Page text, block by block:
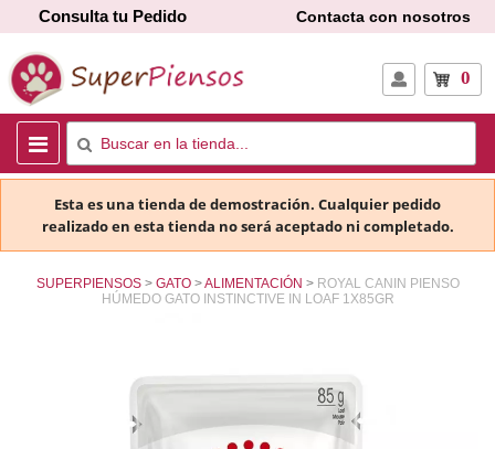
Consulta tu Pedido Contacta con nosotros
0
Esta es una tienda de demostración. Cualquier pedido
realizado en esta tienda no será aceptado ni completado.
SUPERPIENSOS GATO ALIMENTACIÓN
ROYAL CANIN PIENSO
HÚMEDO GATO INSTINCTIVE IN LOAF 1X85GR